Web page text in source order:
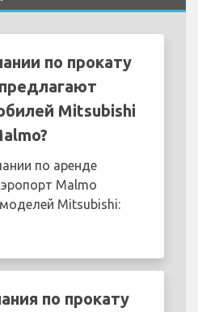
по прокату
Mitsubishi
по аренде
Malmo
Mitsubishi:
по прокату